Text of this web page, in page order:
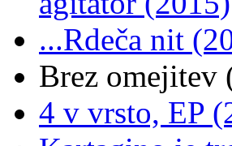
...Rdeča nit
Brez omejitev
4 v vrsto, EP